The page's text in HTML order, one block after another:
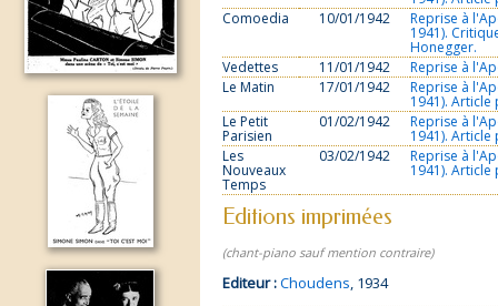
Comoedia
10/01/1942 Reprise à
1941).
Honegger.
Vedettes
11/01/1942
Reprise à
Le Matin
17/01/1942 Reprise à
1941). Article
Le Petit
Parisien
01/02/1942 Reprise à
1941). Article
Les
Nouveaux
Temps
03/02/1942 Reprise à
1941).
Editions imprimées
(chant-piano sauf mention contraire)
Editeur :Choudens, 1934